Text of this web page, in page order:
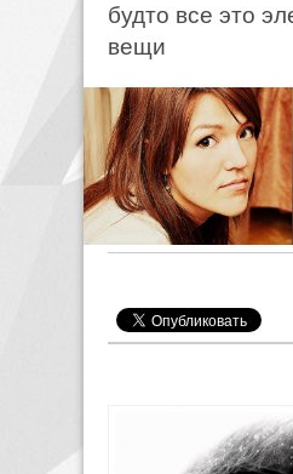
будто все это
вещи